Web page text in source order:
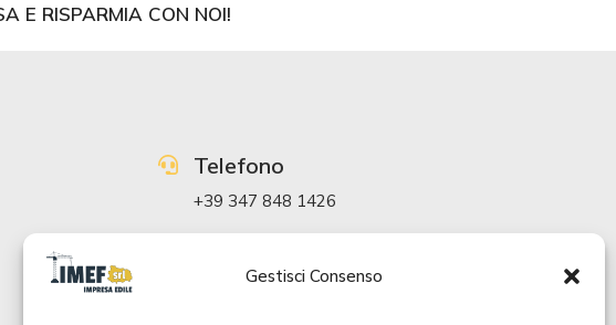
Gestisci Consenso
E RISPARMIA CON NOI!
Telefono
+39 347 848 1426